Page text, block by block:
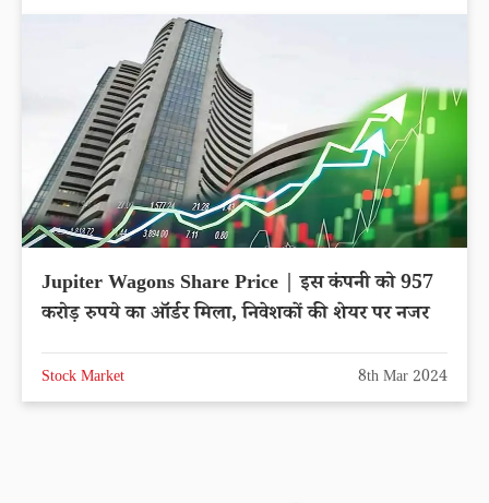
Jupiter Wagons Share Price | इस कंपनी को 957
करोड़ रुपये का ऑर्डर मिला, निवेशकों की शेयर पर नजर
Stock Market 8th Mar 2024